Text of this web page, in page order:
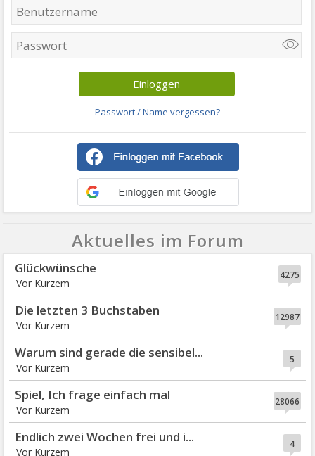
Passwort / Name vergessen?
Aktuelles im Forum
4275
Glückwünsche
12987
Die letzten 3 Buchstaben
5
Warum sind gerade die sensibel...
28066
Spiel, Ich frage einfach mal
4
Endlich zwei Wochen frei und i...